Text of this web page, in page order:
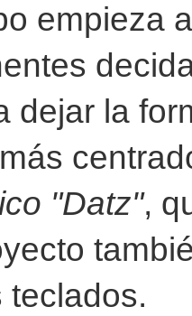
empieza
dejar la
"Datz",